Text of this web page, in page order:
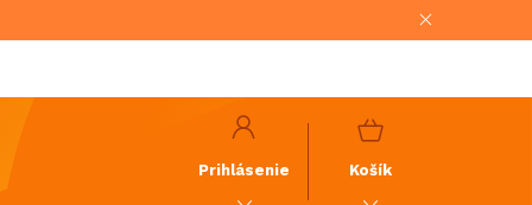
Prihlásenie
NÁKUPNÝ
Košík